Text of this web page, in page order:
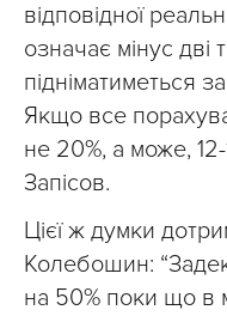
відповідної
означає мінус дві
підніматиметься
Якщо все
не 20%, а може,
Запісов.
Цієї ж думки
Колебошин:
на 50% поки що в